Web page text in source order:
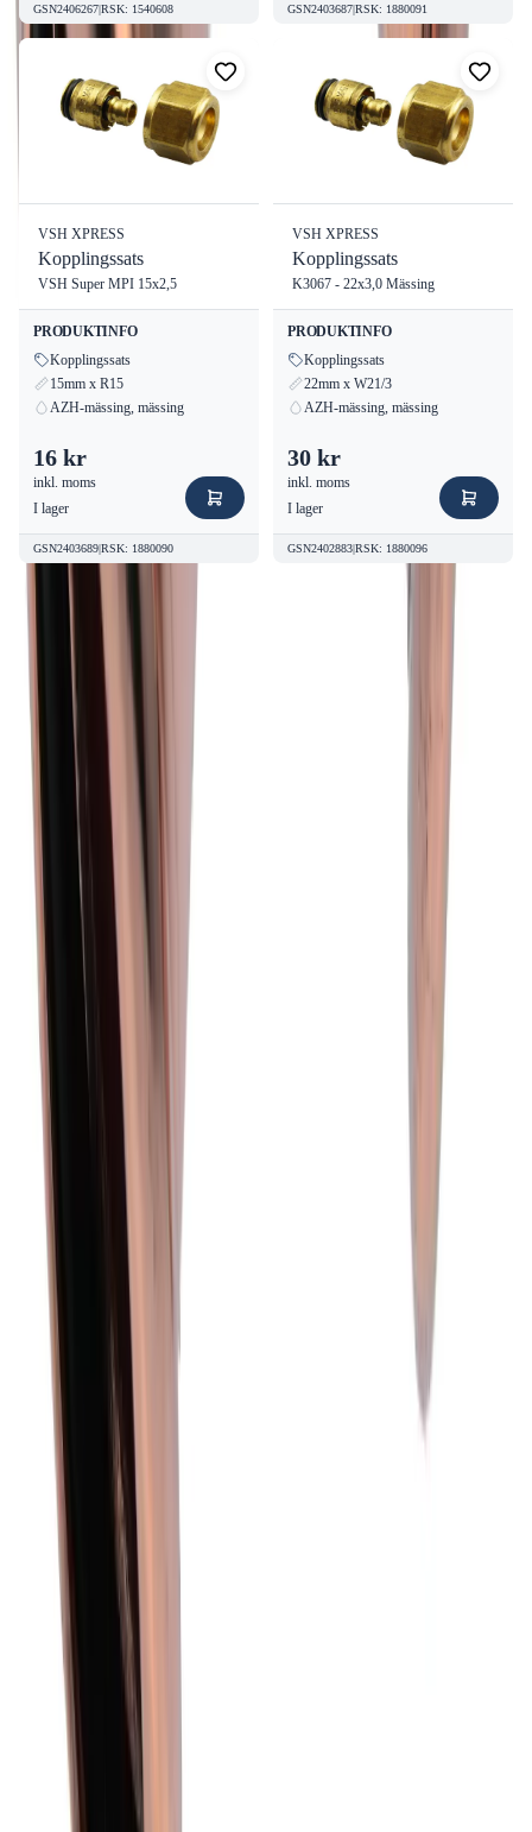
GSN2406267|RSK: 1540608 GSN2403687|RSK: 1880091
VSH XPRESS
Kopplingssats
VSH Super MPI 15x2,5
PRODUKTINFO
Kopplingssats
15mm x R15
AZH-mässing, mässing
16 kr
inkl. moms
I lager
GSN2403689|RSK: 1880090
VSH XPRESS
Kopplingssats
K3067 - 22x3,0 Mässing
PRODUKTINFO
Kopplingssats
22mm x W21/3
AZH-mässing, mässing
30 kr
inkl. moms
I lager
GSN2402883|RSK: 1880096
Kvalitetsprodukter till bra priser.